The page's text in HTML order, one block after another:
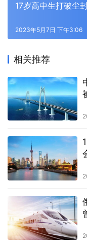
17岁高中生打破尘
2023年5月7日 下午3:06
相关推荐